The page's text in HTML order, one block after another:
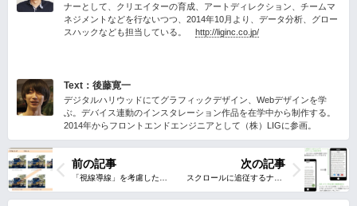
ナーとして、クリエイターの育成、アートディレクション、チームマ
ネジメントなどを行ないつつ、2014年10月より、データ分析、グロー
スハックなども担当している。 http://liginc.co.jp/
Text：後藤寛一
デジタルハリウッドにてグラフィックデザイン、Webデザインを学
ぶ。デバイス連動のインスタレーション作品を在学中から制作する。
2014年からフロントエンドエンジニアとして（株）LIGに参画。
次の記事
前の記事